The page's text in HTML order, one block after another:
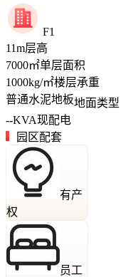
F1
11m层高
7000㎡单层面积
1000kg/㎡楼层承重
普通水泥地板地面类型
--KVA现配电
园区配套
有产
权
员工